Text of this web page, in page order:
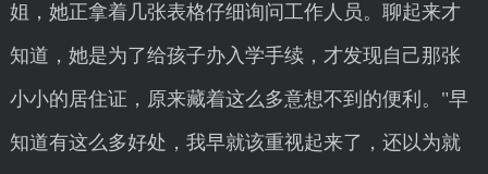
姐，她正拿着几张表格仔细询问工作人员。聊起来才
知道，她是为了给孩子办入学手续，才发现自己那张
小小的居住证，原来藏着这么多意想不到的便利。"早
知道有这么多好处，我早就该重视起来了，还以为就